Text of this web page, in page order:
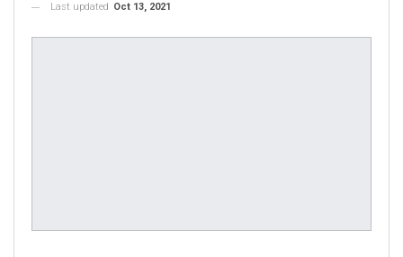
Last updated Oct 13, 2021